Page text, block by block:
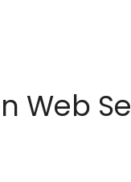
Web